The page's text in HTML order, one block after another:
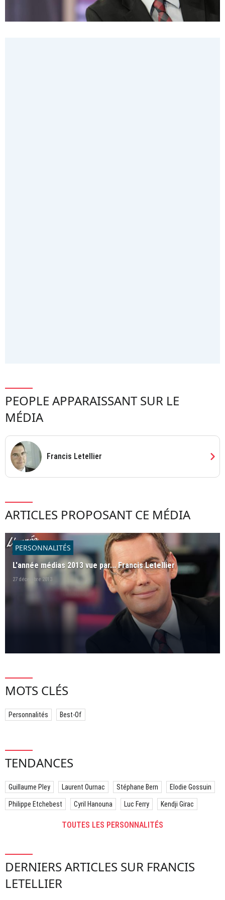
PEOPLE APPARAISSANT SUR LE
MÉDIA
Francis Letellier chevron_right
ARTICLES PROPOSANT CE MÉDIA
PERSONNALITÉS
L'année médias 2013 vue par... Francis Letellier
27 décembre 2013
MOTS CLÉS
Personnalités Best-Of
TENDANCES
Guillaume Pley Laurent Ournac Stéphane Bern Elodie Gossuin
Philippe Etchebest Cyril Hanouna Luc Ferry Kendji Girac
TOUTES LES PERSONNALITÉS
DERNIERS ARTICLES SUR FRANCIS
LETELLIER